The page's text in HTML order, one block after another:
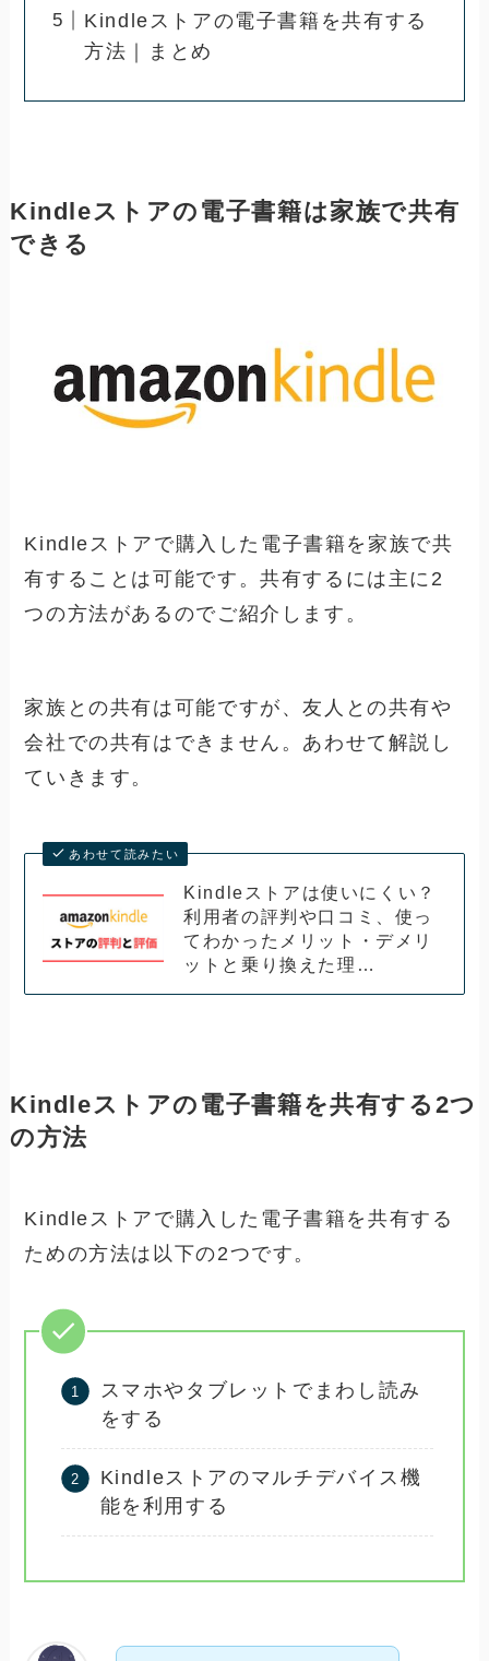
Kindleストアの電子書籍を共有する
方法｜まとめ
Kindleストアの電子書籍は家族で共有
できる
Kindleストアで購入した電子書籍を家族で共
有することは可能です。共有するには主に2
つの方法があるのでご紹介します。
家族との共有は可能ですが、友人との共有や
会社での共有はできません。あわせて解説し
ていきます。
あわせて読みたい
Kindleストアは使いにくい？
利用者の評判や口コミ、使っ
てわかったメリット・デメリ
ットと乗り換えた理…
Kindleストアの電子書籍を共有する2つ
の方法
Kindleストアで購入した電子書籍を共有する
ための方法は以下の2つです。
スマホやタブレットでまわし読み
をする
Kindleストアのマルチデバイス機
能を利用する